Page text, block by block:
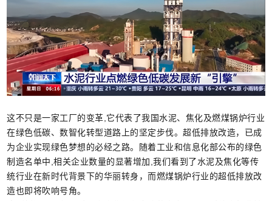
这不只是一家工厂的变革,它代表了我国水泥、焦化及燃煤锅炉行业
在绿色低碳、数智化转型道路上的坚定步伐。超低排放改造，已成
为企业实现绿色梦想的必经之路。随着工业和信息化部公布的绿色
制造名单中,相关企业数量的显著增加,我们看到了水泥及焦化等传
统行业在新时代背景下的华丽转身，而燃煤锅炉行业的超低排放改
造也即将吹响号角。